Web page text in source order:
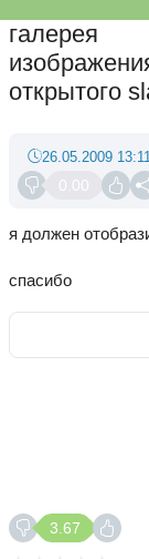
галерея
открытого
0.00
26.05.2009
я должен
спасибо
3.67